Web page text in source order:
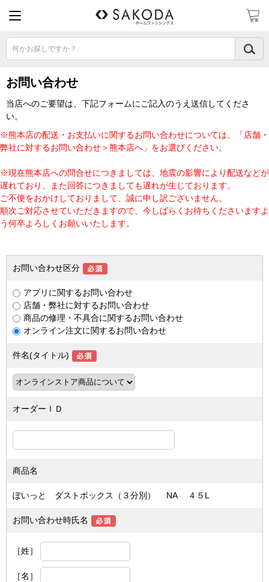
何かお探しですか？
お問い合わせ
当店へのご要望は、下記フォームにご記入のうえ送信してくださ
い。
※熊本店の配送・お支払いに関するお問い合わせについては、「店舗・
弊社に対するお問い合わせ＞熊本店へ」をお選びください。
※現在熊本店への問合せにつきましては、地震の影響により配送などが
遅れており、また回答につきましても遅れが生じております。
ご不便をおかけしておりまして、誠に申し訳ございません。
順次ご対応させていただきますので、今しばらくお待ちくださいますよ
う何卒よろしくお願いいたします。
お問い合わせ区分
アプリに関するお問い合わせ
店舗・弊社に対するお問い合わせ
商品の修理・不具合に関するお問い合わせ
オンライン注文に関するお問い合わせ
件名(タイトル)
オーダーＩＤ
商品名
ぽいっと ダストボックス（３分別） NA ４５L
お問い合わせ時氏名
［姓］
［名］